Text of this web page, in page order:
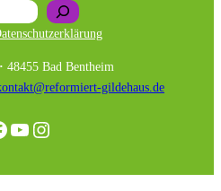
· 48455 Bad Bentheim
gildehaus.de
YouTube
Instagram